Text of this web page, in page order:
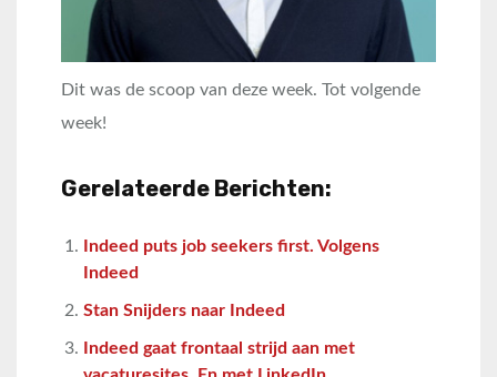
Dit was de scoop van deze week. Tot volgende
week!
Gerelateerde Berichten:
Indeed puts job seekers first. Volgens
Indeed
Stan Snijders naar Indeed
Indeed gaat frontaal strijd aan met